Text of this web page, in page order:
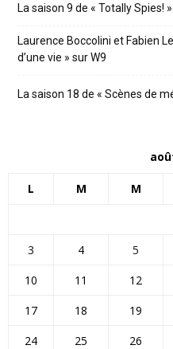
La saison 9 de « Totally Spies! »
Laurence Boccolini et Fabien
d’une vie » sur W9
La saison 18 de « Scènes de
L M M
3
4 5
10
11 12
17
18 19
24
25 26